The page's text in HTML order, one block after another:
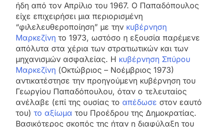
ήδη από τον Απρίλιο του 1967. Ο Παπαδόπουλος
είχε επιχειρήσει μια περιορισμένη
“φιλελευθεροποίηση” με την κυβέρνηση
Μαρκεζίνη το 1973, ωστόσο η εξουσία παρέμενε
απόλυτα στα χέρια των στρατιωτικών και των
μηχανισμών ασφαλείας. Η κυβέρνηση Σπύρου
Μαρκεζίνη (Οκτώβριος – Νοέμβριος 1973)
αντικατέστησε την προηγούμενη κυβέρνηση του
Γεωργίου Παπαδόπουλου, όταν ο τελευταίος
ανέλαβε (επί της ουσίας το απέδωσε στον εαυτό
του) το αξίωμα του Προέδρου της Δημοκρατίας.
Βασικότερος σκοπός της ήταν η διαφύλαξη του